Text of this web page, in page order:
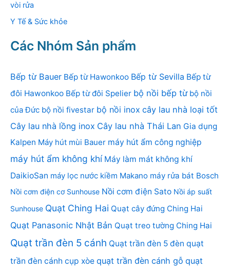
vòi rửa
Y Tế & Sức khỏe
Các Nhóm Sản phẩm
Bếp từ Bauer Bếp từ Hawonkoo Bếp từ Sevilla Bếp từ
đôi Hawonkoo Bếp từ đôi Spelier bộ nồi bếp từ bộ nồi
của Đức bộ nồi fivestar bộ nồi inox cây lau nhà loại tốt
Cây lau nhà lồng inox Cây lau nhà Thái Lan Gia dụng
Kalpen Máy hút mùi Bauer máy hút ẩm công nghiệp
máy hút ẩm không khí Máy làm mát không khí
DaikioSan máy lọc nước kiềm Makano máy rửa bát Bosch
Nồi cơm điện cơ Sunhouse Nồi cơm điện Sato Nồi áp suất
Sunhouse Quạt Ching Hai Quạt cây đứng Ching Hai
Quạt Panasonic Nhật Bản Quạt treo tường Ching Hai
Quạt trần đèn 5 cánh Quạt trần đèn 5 đèn quạt
trần đèn cánh cụp xòe quạt trần đèn cánh gỗ quạt